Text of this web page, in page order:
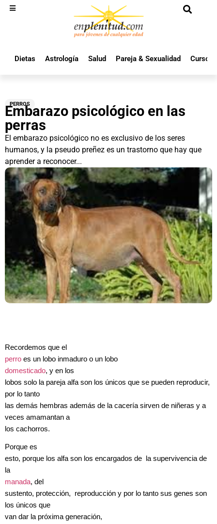
Dietas Astrología Salud Pareja & Sexualidad Cursos
PERROS
Embarazo psicológico en las
perras
El embarazo psicológico no es exclusivo de los seres
humanos, y la pseudo preñez es un trastorno que hay que
aprender a reconocer...
Recordemos que el
perro es un lobo inmaduro o un lobo
domesticado, y en los
lobos solo la pareja alfa son los únicos que se pueden reproducir,
por lo tanto
las demás hembras además de la cacería sirven de niñeras y a
veces amamantan a
los cachorros.
Porque es
esto, porque los alfa son los encargados de la supervivencia de
la
manada, del
sustento, protección, reproducción y por lo tanto sus genes son
los únicos que
van dar la próxima generación,